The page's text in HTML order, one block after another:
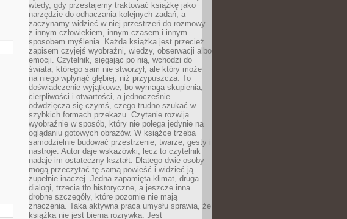
wtedy, gdy przestajemy traktować książkę jako
narzędzie do odhaczania kolejnych zadań, a
zaczynamy widzieć w niej przestrzeń do rozmowy
z innym człowiekiem, innym czasem i innym
sposobem myślenia. Każda książka jest przecież
zapisem czyjejś wyobraźni, wiedzy, obserwacji albo
emocji. Czytelnik, sięgając po nią, wchodzi do
świata, którego sam nie stworzył, ale który może
na niego wpłynąć głębiej, niż przypuszcza. To
doświadczenie wyjątkowe, bo wymaga skupienia,
cierpliwości i otwartości, a jednocześnie
odwdzięcza się czymś, czego trudno szukać w
szybkich formach przekazu. Czytanie rozwija
wyobraźnię w sposób, który nie polega jedynie na
oglądaniu gotowych obrazów. W książce trzeba
samodzielnie budować przestrzenie, twarze, gesty i
nastroje. Autor daje wskazówki, lecz to czytelnik
nadaje im ostateczny kształt. Dlatego dwie osoby
mogą przeczytać tę samą powieść i widzieć ją
zupełnie inaczej. Jedna zapamięta klimat, druga
dialogi, trzecia tło historyczne, a jeszcze inna
drobne szczegóły, które pozornie nie mają
znaczenia. Taka aktywna praca umysłu sprawia, że
książka nie jest bierną rozrywką. Jest